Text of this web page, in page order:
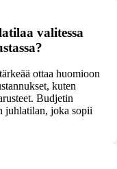
valitessa
ottaa huomioon
kuten
Budjetin
juhlatilan, joka sopii